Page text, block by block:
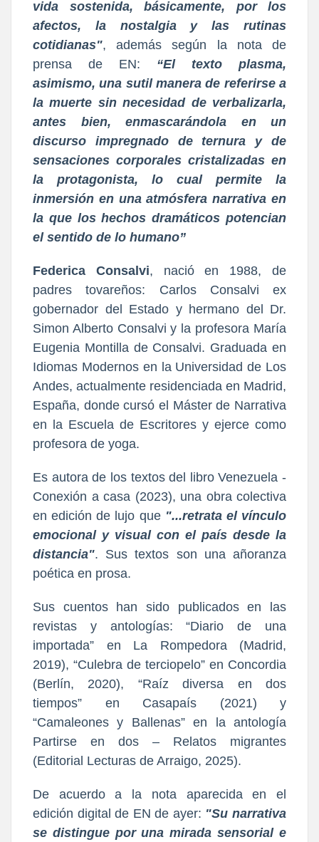
vida sostenida, básicamente, por los
afectos, la nostalgia y las rutinas
cotidianas", además según la nota de
prensa de EN: “El texto plasma,
asimismo, una sutil manera de referirse a
la muerte sin necesidad de verbalizarla,
antes bien, enmascarándola en un
discurso impregnado de ternura y de
sensaciones corporales cristalizadas en
la protagonista, lo cual permite la
inmersión en una atmósfera narrativa en
la que los hechos dramáticos potencian
el sentido de lo humano”
Federica Consalvi, nació en 1988, de
padres tovareños: Carlos Consalvi ex
gobernador del Estado y hermano del Dr.
Simon Alberto Consalvi y la profesora María
Eugenia Montilla de Consalvi. Graduada en
Idiomas Modernos en la Universidad de Los
Andes, actualmente residenciada en Madrid,
España, donde cursó el Máster de Narrativa
en la Escuela de Escritores y ejerce como
profesora de yoga.
Es autora de los textos del libro Venezuela -
Conexión a casa (2023), una obra colectiva
en edición de lujo que "...retrata el vínculo
emocional y visual con el país desde la
distancia". Sus textos son una añoranza
poética en prosa.
Sus cuentos han sido publicados en las
revistas y antologías: “Diario de una
importada” en La Rompedora (Madrid,
2019), “Culebra de terciopelo” en Concordia
(Berlín, 2020), “Raíz diversa en dos
tiempos” en Casapaís (2021) y
“Camaleones y Ballenas” en la antología
Partirse en dos – Relatos migrantes
(Editorial Lecturas de Arraigo, 2025).
De acuerdo a la nota aparecida en el
edición digital de EN de ayer: "Su narrativa
se distingue por una mirada sensorial e